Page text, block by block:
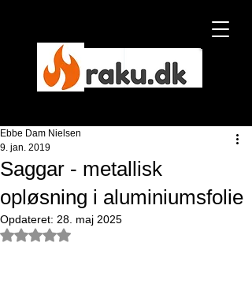
NYHED
Saggar - metallisk
opløsning i aluminiumsfolie
Ebbe Dam Nielsen
9. jan. 2019
Opdateret: 28. maj 2025
Bedømt til NaN ud af 5 stjerner.